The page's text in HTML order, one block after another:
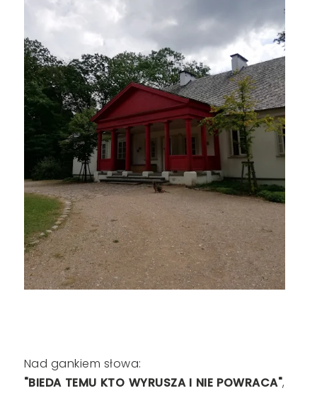
Nad gankiem słowa:
"BIEDA TEMU KTO WYRUSZA I NIE POWRACA",